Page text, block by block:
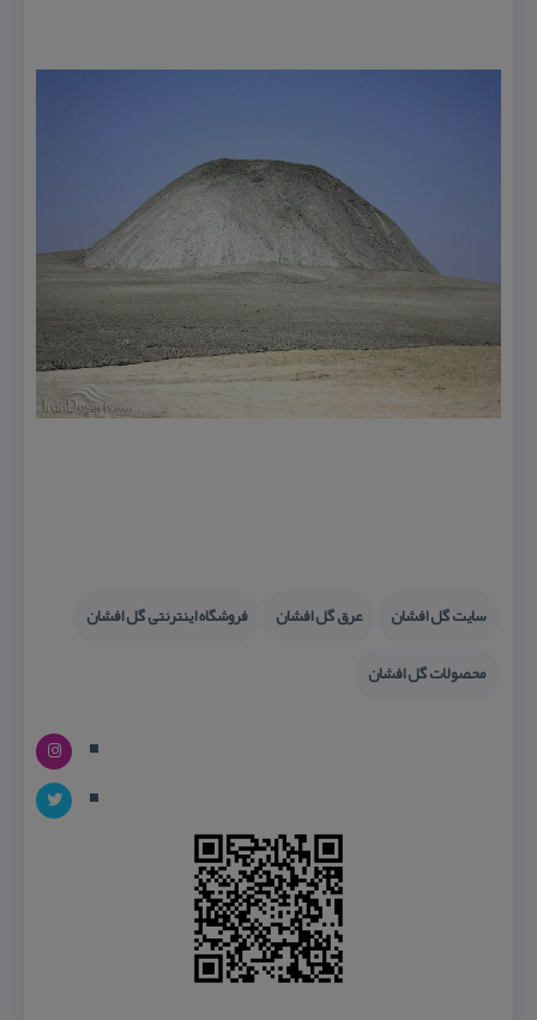
سایت گل افشان عرق گل افشان
فروشگاه اینترنتی گل افشان
محصولات گل افشان